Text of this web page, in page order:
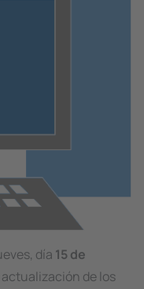
día 15 de
actualización de los